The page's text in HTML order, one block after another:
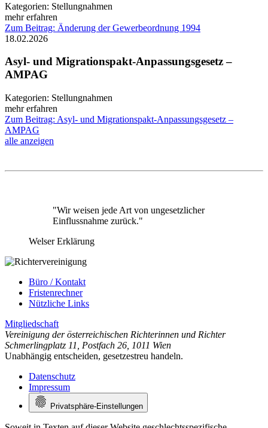
Kategorien: Stellungnahmen
mehr erfahren
Zum Beitrag: Änderung der Gewerbeordnung 1994
18.02.2026
Asyl- und Migrationspakt-Anpassungsgesetz –
AMPAG
Kategorien: Stellungnahmen
mehr erfahren
Zum Beitrag: Asyl- und Migrationspakt-Anpassungsgesetz –
AMPAG
alle anzeigen
"Wir weisen jede Art von ungesetzlicher
Einflussnahme zurück."
Welser Erklärung
Büro / Kontakt
Fristenrechner
Nützliche Links
Mitgliedschaft
Vereinigung der österreichischen Richterinnen und Richter
Schmerlingplatz 11
Postfach 26 1011 Wien
Unabhängig entscheiden, gesetzestreu handeln.
Datenschutz
Impressum
Privatsphäre-Einstellungen